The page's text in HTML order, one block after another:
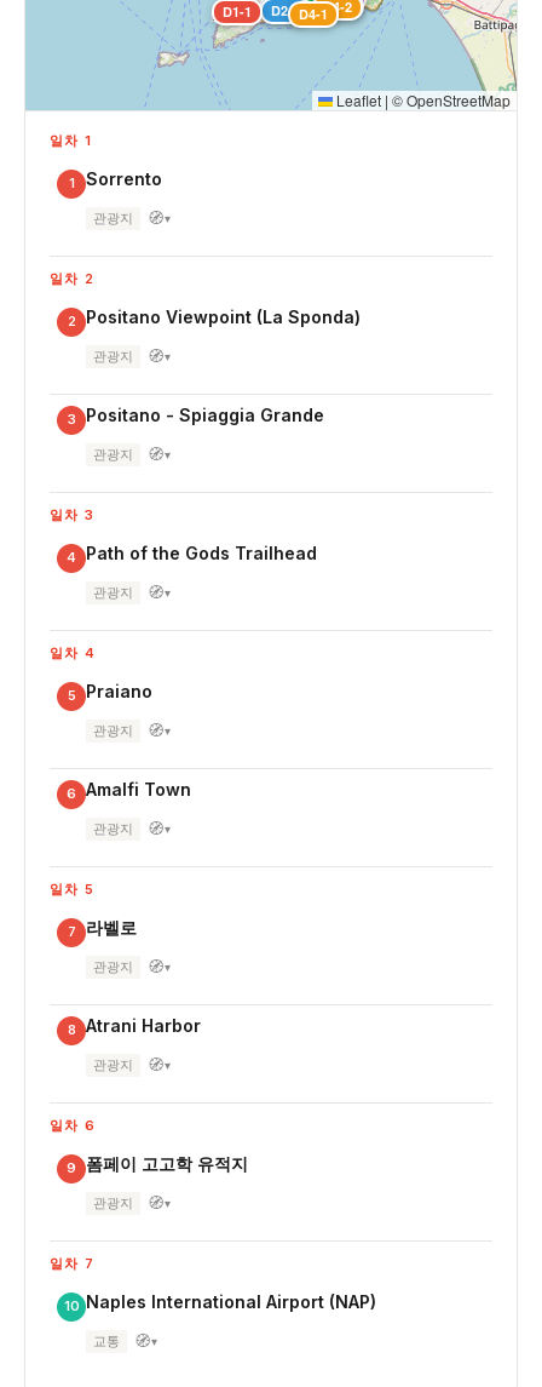
D1-1 D2-1
D2-2
D3-1
D4-1D4-2
D5-2
Leaflet | ©OpenStreetMap
일차 1
1 Sorrento
관광지 🧭▾
일차 2
2 Positano Viewpoint (La Sponda)
관광지 🧭▾
3 Positano - Spiaggia Grande
관광지 🧭▾
일차 3
4 Path of the Gods Trailhead
관광지 🧭▾
일차 4
5 Praiano
관광지 🧭▾
6 Amalfi Town
관광지 🧭▾
일차 5
7 라벨로
관광지 🧭▾
8 Atrani Harbor
관광지 🧭▾
일차 6
9 폼페이 고고학 유적지
관광지 🧭▾
일차 7
10 Naples International Airport (NAP)
교통 🧭▾